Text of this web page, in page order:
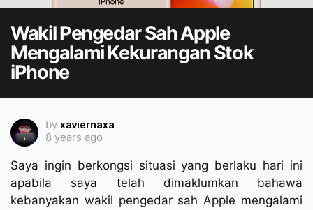
Wakil Pengedar Sah Apple
Mengalami Kekurangan Stok
iPhone
by xaviernaxa
8 years ago
Saya ingin berkongsi situasi yang berlaku hari ini
apabila saya telah dimaklumkan bahawa
kebanyakan wakil pengedar sah Apple mengalami